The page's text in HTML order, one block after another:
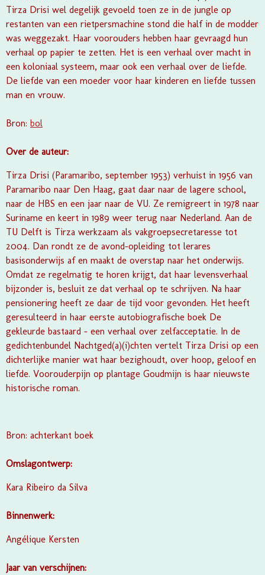
Tirza Drisi wel degelijk gevoeld toen ze in de jungle op
restanten van een rietpersmachine stond die half in de modder
was weggezakt. Haar voorouders hebben haar gevraagd hun
verhaal op papier te zetten. Het is een verhaal over macht in
een koloniaal systeem, maar ook een verhaal over de liefde.
De liefde van een moeder voor haar kinderen en liefde tussen
man en vrouw.
Bron: bol
Over de auteur:
Tirza Drisi (Paramaribo, september 1953) verhuist in 1956 van
Paramaribo naar Den Haag, gaat daar naar de lagere school,
naar de HBS en een jaar naar de VU. Ze remigreert in 1978 naar
Suriname en keert in 1989 weer terug naar Nederland. Aan de
TU Delft is Tirza werkzaam als vakgroepsecretaresse tot
2004. Dan rondt ze de avond-opleiding tot lerares
basisonderwijs af en maakt de overstap naar het onderwijs.
Omdat ze regelmatig te horen krijgt, dat haar levensverhaal
bijzonder is, besluit ze dat verhaal op te schrijven. Na haar
pensionering heeft ze daar de tijd voor gevonden. Het heeft
geresulteerd in haar eerste autobiografische boek De
gekleurde bastaard – een verhaal over zelfacceptatie. In de
gedichtenbundel Nachtged(a)(i)chten vertelt Tirza Drisi op een
dichterlijke manier wat haar bezighoudt, over hoop, geloof en
liefde. Voorouderpijn op plantage Goudmijn is haar nieuwste
historische roman.
Bron: achterkant boek
Omslagontwerp:
Kara Ribeiro da Silva
Binnenwerk:
Angélique Kersten
Jaar van verschijnen: